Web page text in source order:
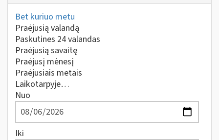
Bet kuriuo metu
Praėjusią valandą
Paskutines 24 valandas
Praėjusią savaitę
Praėjusį mėnesį
Praėjusiais metais
Laikotarpyje…
Nuo
Iki